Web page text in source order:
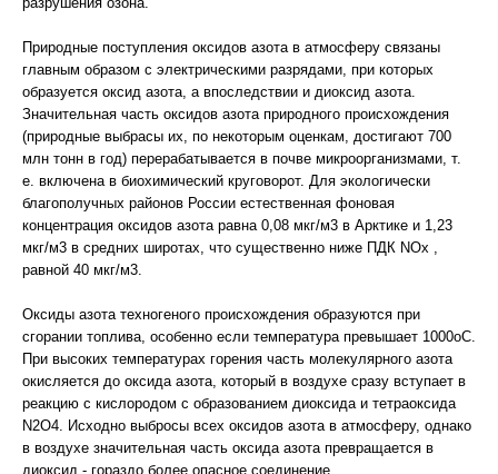
Природные поступления оксидов азота в атмосферу связаны
главным образом с электрическими разрядами, при которых
образуется оксид азота, а впоследствии и диоксид азота.
Значительная часть оксидов азота природного происхождения
(природные выбрасы их, по некоторым оценкам, достигают 700
млн тонн в год) перерабатывается в почве микроорганизмами, т.
е. включена в биохимический круговорот. Для экологически
благополучных районов России естественная фоновая
концентрация оксидов азота равна 0,08 мкг/м3 в Арктике и 1,23
мкг/м3 в средних широтах, что существенно ниже ПДК NОх ,
равной 40 мкг/м3.
Оксиды азота техногеного происхождения образуются при
сгорании топлива, особенно если температура превышает 1000оС.
При высоких температурах горения часть молекулярного азота
окисляется до оксида азота, который в воздухе сразу вступает в
реакцию с кислородом с образованием диоксида и тетраоксида
N2O4. Исходно выбросы всех оксидов азота в атмосферу, однако
в воздухе значительная часть оксида азота превращается в
диоксид - гораздо более опасное соединение.